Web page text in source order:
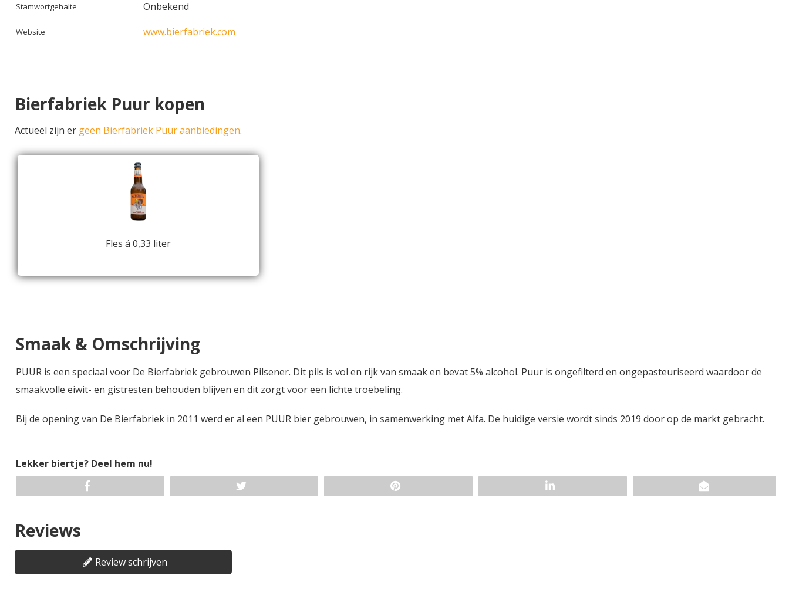
Stamwortgehalte Onbekend
Website www.bierfabriek.com
Bierfabriek Puur kopen
Actueel zijn er geen Bierfabriek Puur aanbiedingen.
Fles á 0,33 liter
Smaak & Omschrijving
PUUR is een speciaal voor De Bierfabriek gebrouwen Pilsener. Dit pils is vol en rijk van smaak en bevat 5% alcohol. Puur is ongefilterd en ongepasteuriseerd waardoor de
smaakvolle eiwit- en gistresten behouden blijven en dit zorgt voor een lichte troebeling.
Bij de opening van De Bierfabriek in 2011 werd er al een PUUR bier gebrouwen, in samenwerking met Alfa. De huidige versie wordt sinds 2019 door op de markt gebracht.
Lekker biertje? Deel hem nu!
Reviews
Review schrijven